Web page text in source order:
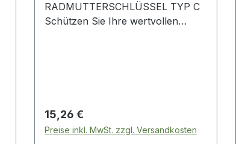
RADMUTTERSCHLÜSSEL TYP C
Schützen Sie Ihre wertvollen
Regulärer Preis:
15,26 €
Preise inkl. MwSt. zzgl. Versandkosten